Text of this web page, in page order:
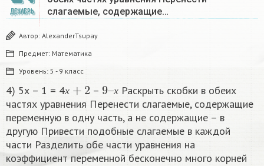
ДЕКАБРЬ
слагаемые, содержащие…
Автор: AlexanderTsupay
Предмет: Математика
Уровень: 5 - 9 класс
4) 5х – 1 = 4х – х
9х
Раскрыть скобки в обеих
частях уравнения Перенести слагаемые, содержащие
переменную в одну часть, а не содержащие – в
другую Привести подобные слагаемые в каждой
части Разделить обе части уравнения на
коэффициент переменной бесконечно много корней​